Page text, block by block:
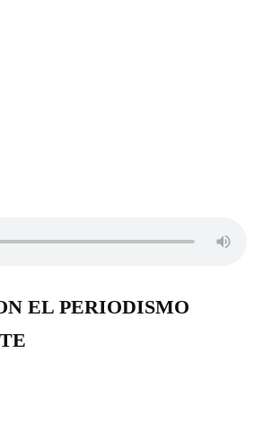
EL PERIODISMO